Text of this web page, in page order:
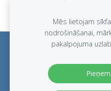
Mēs lietojam
nodrošināšanai,
pakalpojuma